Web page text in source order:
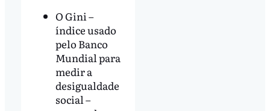
O Gini –
índice usado
pelo Banco
Mundial para
medir a
desigualdade
social –